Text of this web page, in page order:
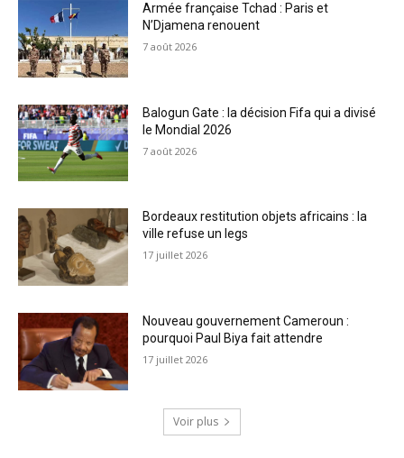
Armée française Tchad : Paris et
N’Djamena renouent
7 août 2026
Balogun Gate : la décision Fifa qui a divisé
le Mondial 2026
7 août 2026
Bordeaux restitution objets africains : la
ville refuse un legs
17 juillet 2026
Nouveau gouvernement Cameroun :
pourquoi Paul Biya fait attendre
17 juillet 2026
Voir plus